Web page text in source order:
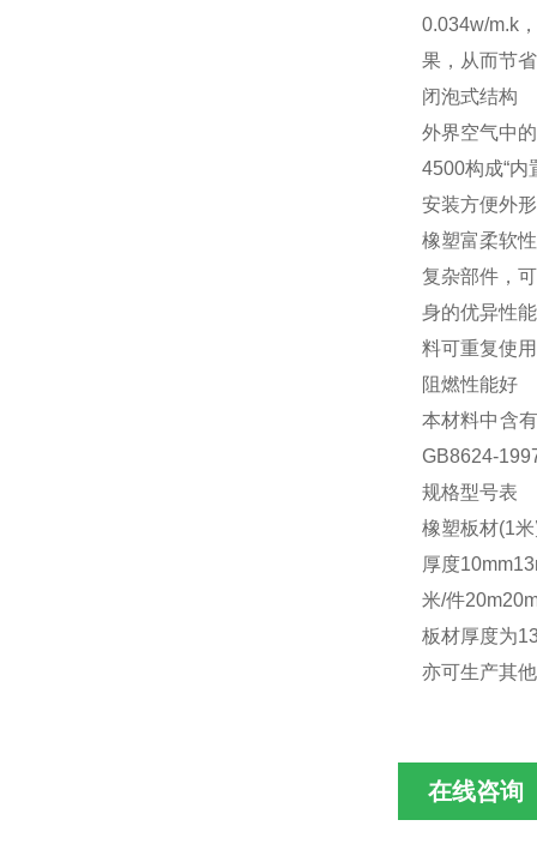
0.034w/m.k
果，从而节
闭泡式结构
外界空气中
4500构成“
安装方便外
橡塑富柔软
复杂部件，
身的优异性
料可重复使
阻燃性能好
本材料中含
GB8624-
规格型号表
橡塑板材(1
厚度10mm
米/件20m
板材厚度为
亦可生产其
在线咨询